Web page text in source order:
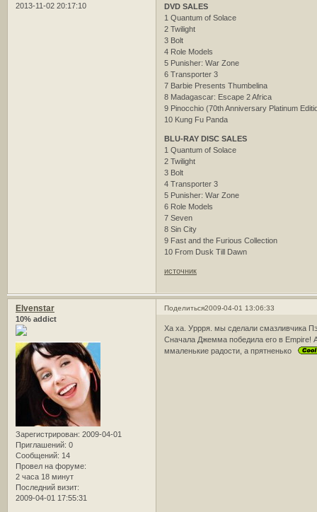
2013-11-02 20:17:10
DVD SALES
1 Quantum of Solace
2 Twilight
3 Bolt
4 Role Models
5 Punisher: War Zone
6 Transporter 3
7 Barbie Presents Thumbelina
8 Madagascar: Escape 2 Africa
9 Pinocchio (70th Anniversary Platinum
10 Kung Fu Panda
BLU-RAY DISC SALES
1 Quantum of Solace
2 Twilight
3 Bolt
4 Transporter 3
5 Punisher: War Zone
6 Role Models
7 Seven
8 Sin City
9 Fast and the Furious Collection
10 From Dusk Till Dawn
источник
Поделиться2009-04-01 13:06:33
Elvenstar
10% addict
Зарегистрирован: 2009-04-01
Приглашений: 0
Сообщений: 14
Провел на форуме:
2 часа 18 минут
Последний визит:
2009-04-01 17:55:31
Ха ха. Уррря. мы сделали смазливчика
Сначала Джемма победила его в Empire!
ммаленькие радости, а прятненько